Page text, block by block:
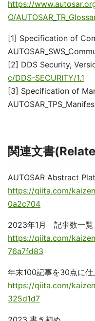
https://
O/
[1] Specification of
[2] DDS Security,
c/DDS-SECURITY/1.1
[3] Specification of
関連文書
AUTOSAR Abstract
https://qiita.com/
0a2c704
2023年1月 記事数一覧
https://qiita.com/
76a7fd83
年末100記事を30点に仕
https://qiita.com/
325d1d7